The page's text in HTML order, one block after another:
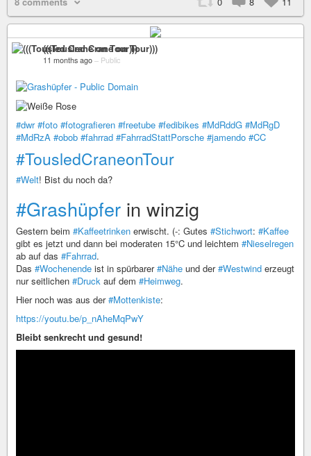
(((Tousled Crane on Tour)))
11 months ago – Public
#dwr #foto #fotografieren #freetube #fedibikes #MdRddG #MdRgD
#MdRzA #obob #fahrrad #FahrradStattPorsche #jamendo #CC
#TousledCraneonTour
#Welt! Bist du noch da?
#Grashüpfer in winzig
Gestern beim #Kaffeetrinken erwischt. (-: Gutes #Stichwort: #Kaffee
gibt es jetzt und dann bei moderaten 15°C und leichtem #Nieselregen
ab auf das #Fahrrad.
Das #Wochenende ist in spürbarer#Nähe und der#Westwind erzeugt
nur seitlichen #Druck auf dem #Heimweg.
Hier noch was aus der#Mottenkiste:
https://youtu.be/p_nAheMqPwY
Bleibt senkrecht und gesund!